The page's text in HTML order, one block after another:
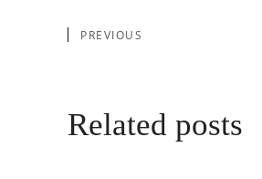
PREVIOUS
Related posts